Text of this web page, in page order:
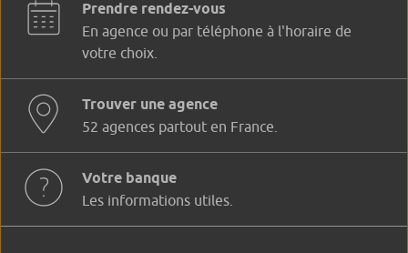
Prendre rendez-vous
En agence ou par téléphone à l'horaire de
votre choix.
Trouver une agence
52 agences partout en France.
Votre banque
Les informations utiles.